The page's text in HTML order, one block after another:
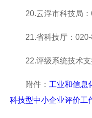
20.云浮市科技局：
21.省科技厅：020-
22.评级系统技术支
附件： 工业和信息
科技型中小企业评价工